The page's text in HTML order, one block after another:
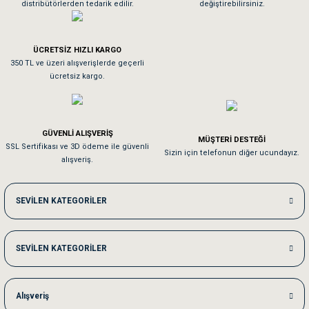
Tavşanım kafesinin kalitesine ve paketlemesine bayıldım
Sa**** On******
Kedilerim beğeniyorlar. Memnunuz. Uygun fiyatta olması iyi.
Me***** Ya******
Akşam verdiğim sipariş bir sonraki gün elime ulaştı. Jack russell köpeğim
Ka***** Ar******
Ufak bir sorun harici sorun olmadı sağolsunlar onuda hemen çözdüler
distribütörlerden tedarik edilir.
değiştirebilirsiniz.
ÜCRETSİZ HIZLI KARGO
350 TL ve üzeri alışverişlerde geçerli
ücretsiz kargo.
GÜVENLİ ALIŞVERİŞ
SSL Sertifikası ve 3D ödeme ile güvenli
alışveriş.
MÜŞTERİ DESTEĞİ
Sizin için telefonun diğer ucundayız.
SEVİLEN KATEGORİLER
SEVİLEN KATEGORİLER
Alışveriş